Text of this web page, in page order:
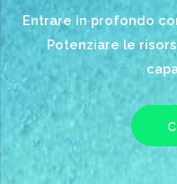
Entrare in profondo
Potenziare le